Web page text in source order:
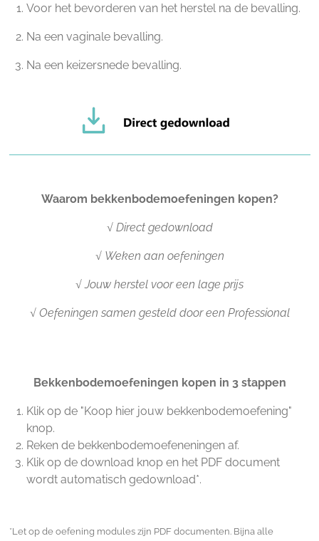
Voor het bevorderen van het herstel na de bevalling.
Na een vaginale bevalling.
Na een keizersnede bevalling.
Waarom bekkenbodemoefeningen kopen?
√ Direct gedownload
√ Weken aan oefeningen
√ Jouw herstel voor een lage prijs
√ Oefeningen samen gesteld door een Professional
Bekkenbodemoefeningen kopen in 3 stappen
Klik op de "Koop hier jouw bekkenbodemoefening"
knop.
Reken de bekkenbodemoefeneningen af.
Klik op de download knop en het PDF document
wordt automatisch gedownload*.
*Let op de oefening modules zijn PDF documenten. Bijna alle